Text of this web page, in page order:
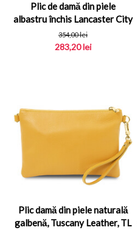
Plic de damă din piele
albastru închis Lancaster City
Philos 5...
354,00 lei
283,20lei
Plic damă din piele naturală
galbenă, Tuscany Leather, TL